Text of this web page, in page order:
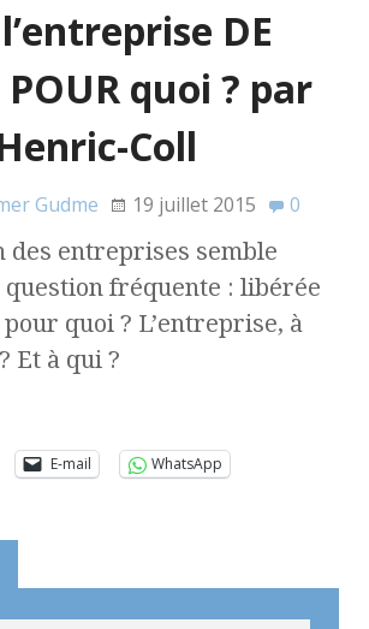
DE
quoi ? par
Coll
Gudme 19 juillet 2015 0
des entreprises semble
fréquente : libérée
pour quoi ? L’entreprise, à
Et à qui ?
E-mail
WhatsApp